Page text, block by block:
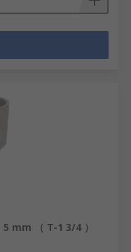
mm （ T-1 3/4 ）